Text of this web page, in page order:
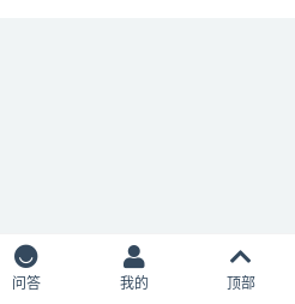
问答 我的 顶部